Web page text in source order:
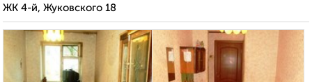
ЖК 4-й, Жуковского 18